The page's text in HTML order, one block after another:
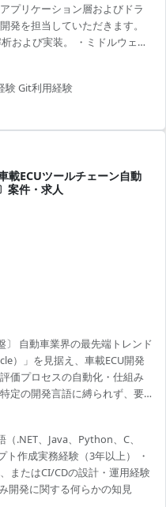
プリケーション層およびドラ
発を担当していただきます。
および実装。 ・ミドルウェア
発。 ・Gitを用いたチーム開発
C++, Java, Git
験 Git利用経験
載ECUツールチェーン自動
案件・求人
〕 自動車業界の最先端トレンド
）」を見据え、車載ECU開発
価プロセスの自動化・仕組み
定の開発言語に縛られず、要
境です。 ・内製/市販ツール連
件定義〜運用） ・ECUソフ
ル企画、開発、運用サポート
支援、ドキュメント整備、ユ
.NET、Java、Python、C、
作成実務経験（3年以上） ・
またはCI/CDの設計・運用経験
開発に関する何らかの知見